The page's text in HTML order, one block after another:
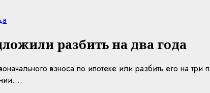
разбить на два года
взноса по ипотеке или разбить его на три